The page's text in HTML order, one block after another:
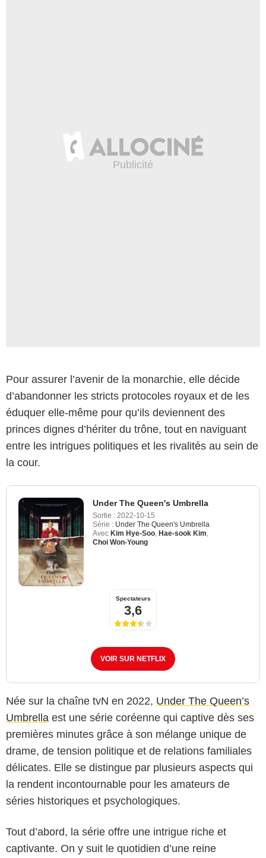
Pour assurer l’avenir de la monarchie, elle décide
d’abandonner les stricts protocoles royaux et de les
éduquer elle‑même pour qu’ils deviennent des
princes dignes d’hériter du trône, tout en naviguant
entre les intrigues politiques et les rivalités au sein de
la cour.
Under The Queen's Umbrella
Sortie : 2022-10-15
Série : Under The Queen's Umbrella
Avec Kim Hye-Soo Hae-sook Kim
Choi Won-Young
Spectateurs
3,6
VOIR SUR NETFLIX
Née sur la chaîne tvN en 2022, Under The Queen’s
Umbrella est une série coréenne qui captive dès ses
premières minutes grâce à son mélange unique de
drame, de tension politique et de relations familiales
délicates. Elle se distingue par plusieurs aspects qui
la rendent incontournable pour les amateurs de
séries historiques et psychologiques.
Tout d’abord, la série offre une intrigue riche et
captivante. On y suit le quotidien d’une reine